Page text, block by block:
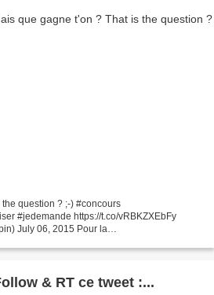
question ? ;-) #concours
#jedemande https://t.co/vRBKZXEbFy
July 06, 2015 Pour la
& RT ce tweet :...